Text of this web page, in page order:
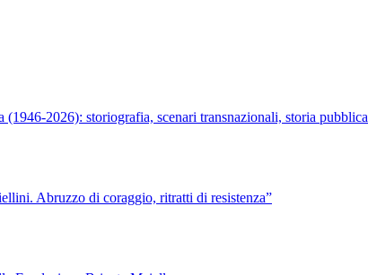
(1946-2026): storiografia, scenari transnazionali, storia pubblica
Abruzzo di coraggio, ritratti di resistenza”